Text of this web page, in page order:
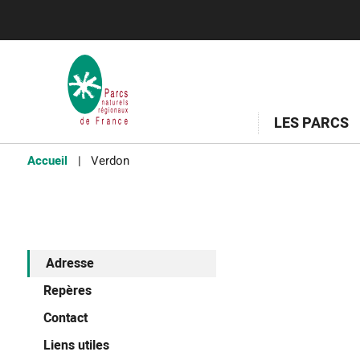
LES PARCS
Accueil Verdon
Adresse
Repères
Contact
Liens utiles